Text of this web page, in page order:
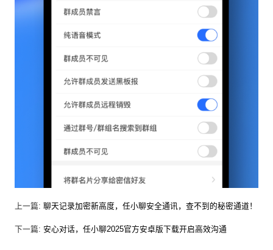
上一篇: 聊天记录加密新高度，任小聊安全通讯，查不到的秘密通道！
下一篇: 安心对话，任小聊2025官方安卓版下载开启高效沟通